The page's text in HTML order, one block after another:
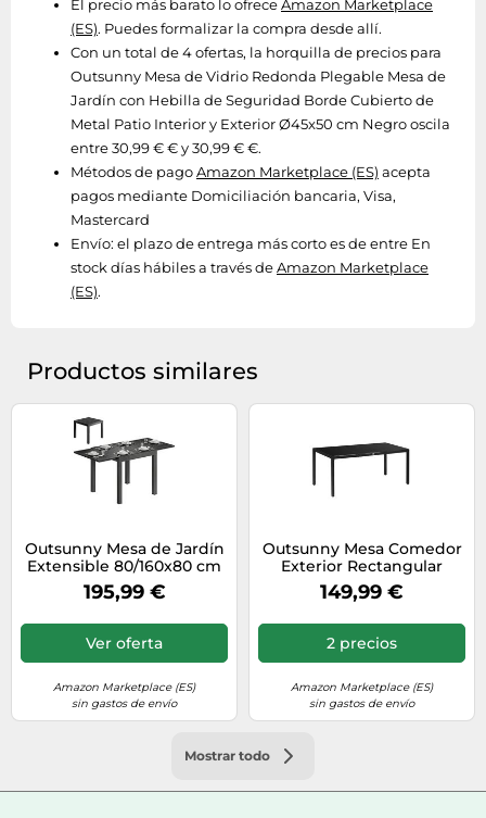
El precio más barato lo ofreceAmazon Marketplace
(ES). Puedes formalizar la compra desde allí.
Con un total de 4 ofertas, la horquilla de precios para
Outsunny Mesa de Vidrio Redonda Plegable Mesa de
Jardín con Hebilla de Seguridad Borde Cubierto de
Metal Patio Interior y Exterior Ø45x50 cm Negro oscila
entre 30,99 € € y 30,99 € €.
Métodos de pagoAmazon Marketplace (ES) acepta
pagos mediante Domiciliación bancaria, Visa,
Mastercard
Envío: el plazo de entrega más corto es de entre En
stock días hábiles a través deAmazon Marketplace
(ES).
Productos similares
Outsunny Mesa de Jardín
Extensible 80/160x80 cm
Comedor Exterior Negro
195,99 €
Ver oferta
Amazon Marketplace (ES)
sin gastos de envío
Outsunny Mesa Comedor
Exterior Rectangular
Negra 70.9"x31.5"x28.3
149,99 €
2 precios
Amazon Marketplace (ES)
sin gastos de envío
Mostrar todo